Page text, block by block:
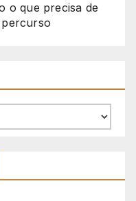
o que precisa de